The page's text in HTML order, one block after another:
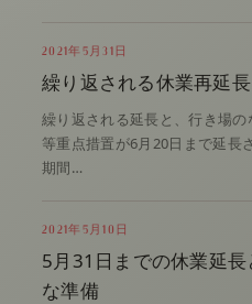
2021年5月31日
繰り返される休業再延
繰り返される延長と、行き場
等重点措置が6月20日まで延長
期間…
2021年5月10日
5月31日までの休業延
な準備